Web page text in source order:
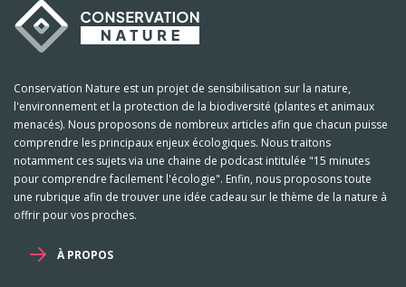
Conservation Nature est un projet de sensibilisation sur la nature,
l'environnement et la protection de la biodiversité (plantes et animaux
menacés). Nous proposons de nombreux articles afin que chacun puisse
comprendre les principaux enjeux écologiques. Nous traitons
notamment ces sujets via une chaine de podcast intitulée "15 minutes
pour comprendre facilement l'écologie". Enfin, nous proposons toute
une rubrique afin de trouver une idée cadeau sur le thème de la nature à
offrir pour vos proches.
À PROPOS